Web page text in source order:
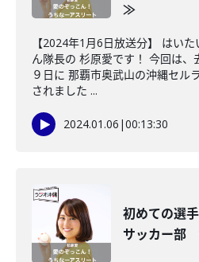
≫
【2024年1月6日放送分】 はい
ん隊長の 杉原愛です！ 今回は、
９日に 那覇市奥武山の沖縄セル
されました ...
2024.01.06 |00:13:30
初めての選
サッカー部